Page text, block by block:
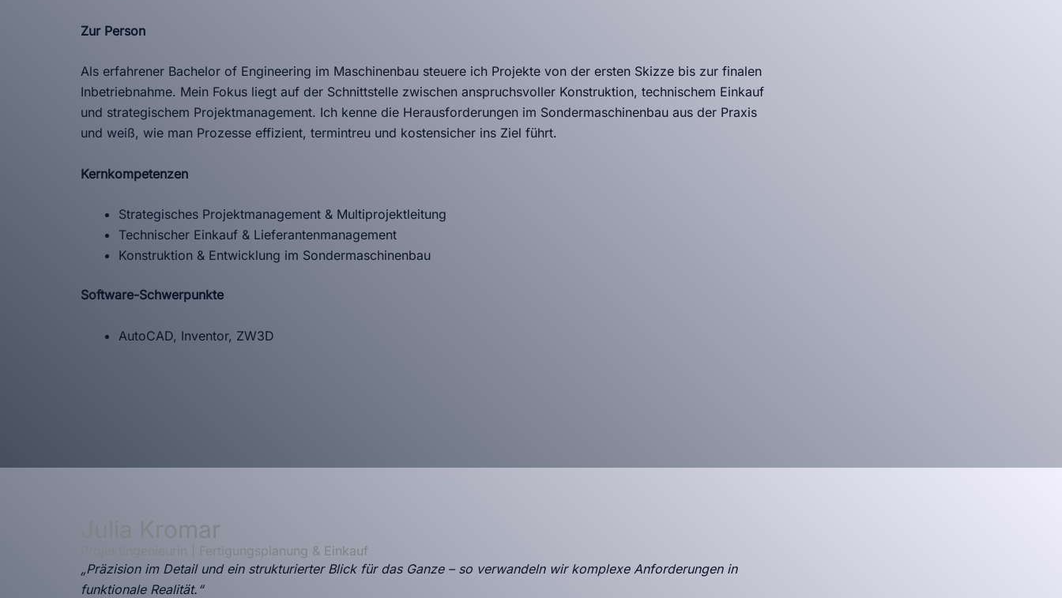
Zur Person
Als erfahrener Bachelor of Engineering im Maschinenbau steuere ich Projekte von der ersten Skizze bis zur finalen
Inbetriebnahme. Mein Fokus liegt auf der Schnittstelle zwischen anspruchsvoller Konstruktion, technischem Einkauf
und strategischem Projektmanagement. Ich kenne die Herausforderungen im Sondermaschinenbau aus der Praxis
und weiß, wie man Prozesse effizient, termintreu und kostensicher ins Ziel führt.
Kernkompetenzen
Strategisches Projektmanagement & Multiprojektleitung
Technischer Einkauf & Lieferantenmanagement
Konstruktion & Entwicklung im Sondermaschinenbau
Software-Schwerpunkte
AutoCAD, Inventor, ZW3D
Julia Kromar
Projektingenieurin | Fertigungsplanung & Einkauf
„Präzision im Detail und ein strukturierter Blick für das Ganze – so verwandeln wir komplexe Anforderungen in
funktionale Realität.“